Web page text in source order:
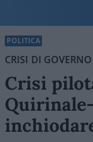
POLITICA
CRISI DI GOVERNO
Crisi